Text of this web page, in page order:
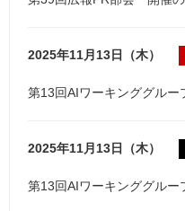
2025年11月13日（木）
第13回AIワーキンググル
2025年11月13日（木）
第13回AIワーキンググル